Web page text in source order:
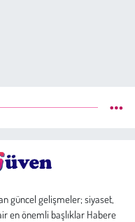
güncel gelişmeler; siyaset,
en önemli başlıklar Habere